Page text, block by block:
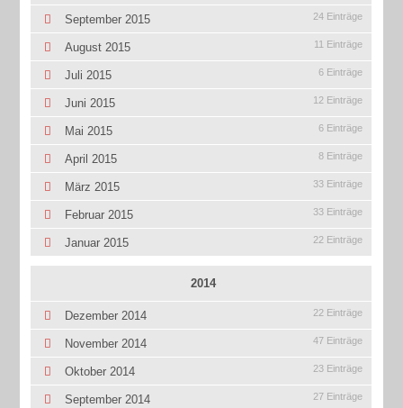
September 2015 24 Einträge
August 2015 11 Einträge
Juli 2015 6 Einträge
Juni 2015 12 Einträge
Mai 2015 6 Einträge
April 2015 8 Einträge
März 2015 33 Einträge
Februar 2015 33 Einträge
Januar 2015 22 Einträge
2014
Dezember 2014 22 Einträge
November 2014 47 Einträge
Oktober 2014 23 Einträge
September 2014 27 Einträge